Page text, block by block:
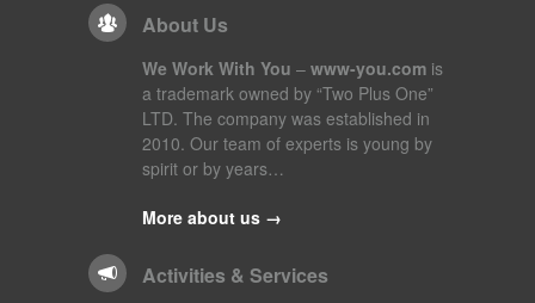
About Us
We Work With You – www-you.com is
a trademark owned by “Two Plus One”
LTD. The company was established in
2010. Our team of experts is young by
spirit or by years…
More about us →
Activities & Services